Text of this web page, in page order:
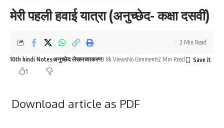
मेरी पहली हवाई यात्रा (अनुच्छेद- कक्षा दसवीं)
10th hindi Notesअनुच्छेद लेखनव्याकरण9.8k ViewsNo Comments2 Min Read
5
2 Min Read
Download article as PDF